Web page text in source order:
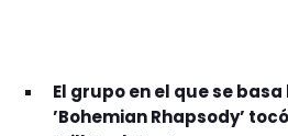
El grupo en el que se
’Bohemian Rhapsody’